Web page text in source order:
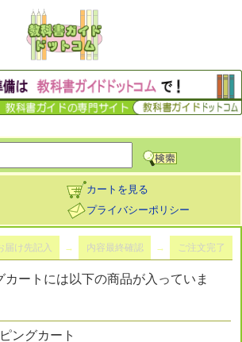
カートを見る
プライバシーポリシー
届け先記入 → 内容最終確認 → ご注文完了
カートには以下の商品が入っていま
ングカート